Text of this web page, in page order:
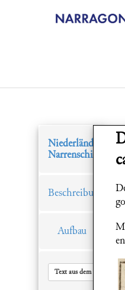
Niederländisches
Narrenschiff
Beschreibung
Aufbau
Text aus dem